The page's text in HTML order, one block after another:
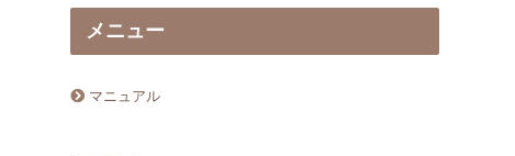
メニュー
マニュアル